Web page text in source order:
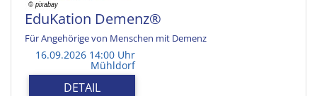
EduKation Demenz®
Für Angehörige von Menschen mit Demenz
16.09.2026 14:00 Uhr
Mühldorf
DETAIL